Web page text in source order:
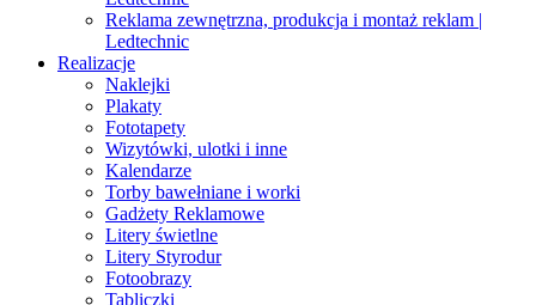
Reklama zewnętrzna, produkcja i montaż reklam |
Ledtechnic
Realizacje
Naklejki
Plakaty
Fototapety
Wizytówki, ulotki i inne
Kalendarze
Torby bawełniane i worki
Gadżety Reklamowe
Litery świetlne
Litery Styrodur
Fotoobrazy
Tabliczki